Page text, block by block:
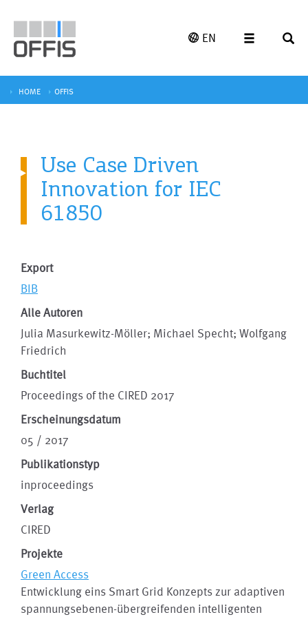
EN
HOME OFFIS
Use Case Driven
Innovation for IEC
61850
Export
BIB
Alle Autoren
Julia Masurkewitz-Möller; Michael Specht; Wolfgang
Friedrich
Buchtitel
Proceedings of the CIRED 2017
Erscheinungsdatum
05 / 2017
Publikationstyp
inproceedings
Verlag
CIRED
Projekte
Green Access
Entwicklung eins Smart Grid Konzepts zur adaptiven
spannungsebenen-übergreifenden intelligenten